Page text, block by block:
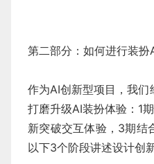
第二部分：如何进行装扮
作为AI创新型项目，我
打磨升级AI装扮体验：1
新突破交互体验，3期结
以下3个阶段讲述设计创